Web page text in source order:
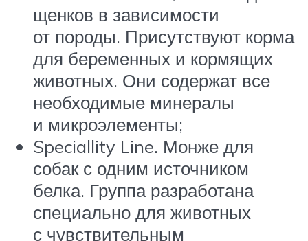
щенков в зависимости
от породы. Присутствуют корма
для беременных и кормящих
животных. Они содержат все
необходимые минералы
и микроэлементы;
Speciallity Line. Монже для
собак с одним источником
белка. Группа разработана
специально для животных
с чувствительным